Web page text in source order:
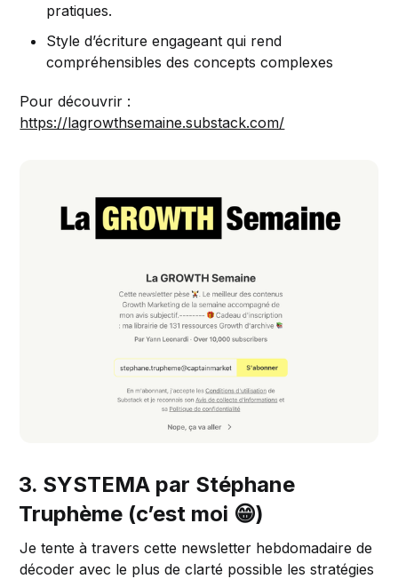
pratiques.
Style d’écriture engageant qui rend
compréhensibles des concepts complexes
Pour découvrir :
https://lagrowthsemaine.substack.com/
3. SYSTEMA par Stéphane
Truphème (c’est moi 😁)
Je tente à travers cette newsletter hebdomadaire de
décoder avec le plus de clarté possible les stratégies